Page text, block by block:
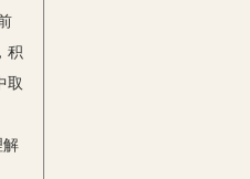
积
取
解